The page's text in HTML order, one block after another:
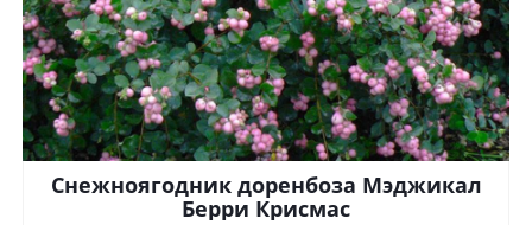
Снежноягодник доренбоза Мэджикал
Берри Крисмас